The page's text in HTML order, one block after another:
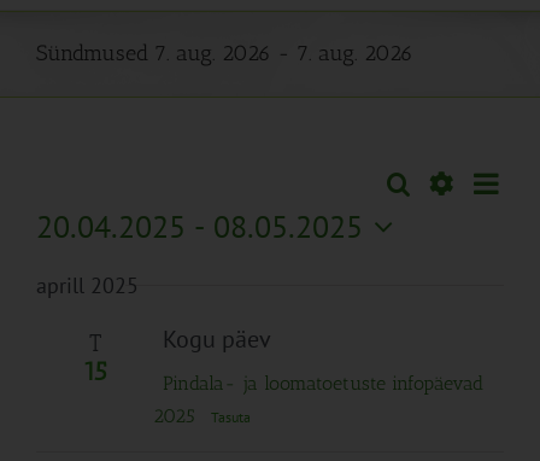
Sündmused 7. aug. 2026 - 7. aug. 2026
Sündmused
Search
Otsi
20.04.2025 - 08.05.2025
kuupäev.
aprill 2025
T
15
Kogu päev
Pindala- ja loomatoetuste infopäevad
2025
Tasuta